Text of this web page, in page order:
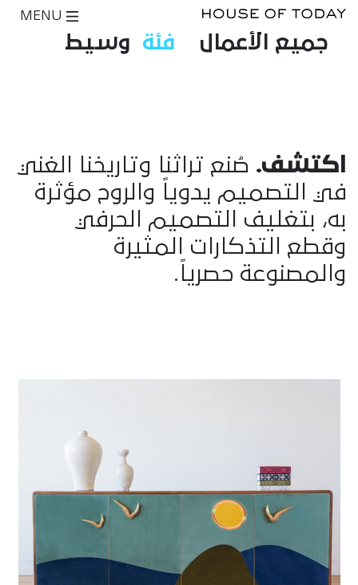
جميع الأعمال فئة وسيط
اكتشف. صُنع تراثنا وتاريخنا الغني
في التصميم يدوياً والروح مؤثرة
به، بتغليف التصميم الحرفي
وقطع التذكارات المثيرة
والمصنوعة حصرياً.